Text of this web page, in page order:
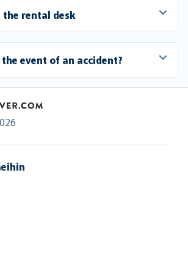
rental desk
event of an accident?